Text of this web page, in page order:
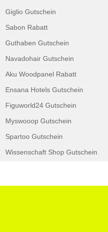
Giglio Gutschein
Sabon Rabatt
Guthaben Gutschein
Navadohair Gutschein
Aku Woodpanel Rabatt
Ensana Hotels Gutschein
Figuworld24 Gutschein
Myswooop Gutschein
Spartoo Gutschein
Wissenschaft Shop Gutschein